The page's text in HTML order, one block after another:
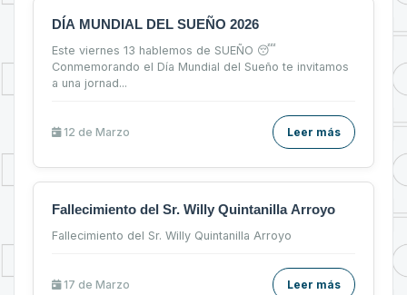
DÍA MUNDIAL DEL SUEÑO 2026
Este viernes 13 hablemos de SUEÑO 😴
Conmemorando el Día Mundial del Sueño te invitamos
a una jornad...
12 de Marzo Leer más
Fallecimiento del Sr. Willy Quintanilla Arroyo
Fallecimiento del Sr. Willy Quintanilla Arroyo
17 de Marzo Leer más